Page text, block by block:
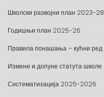
Школски развојни план 2023-28
Годишњи план 2025-26
Правила понашања – кућни ред
Измене и допуне статута школе
Систематизација 2025-2026